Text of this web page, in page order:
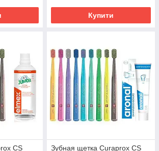
зубна щітка Oral-B" Cars Тачки
щетина для догляду за молочними
дизайн ручки, овальна
для ефективного видалення
Детальніше ➔
Купити
CS Зубная щетка Curaprox CS